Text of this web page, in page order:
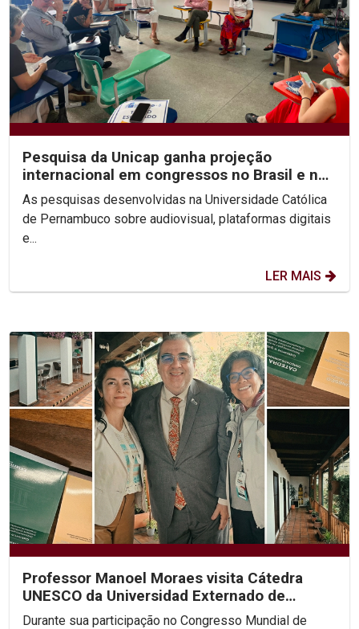
Pesquisa da Unicap ganha projeção
internacional em congressos no Brasil e no
México
As pesquisas desenvolvidas na Universidade Católica
de Pernambuco sobre audiovisual, plataformas digitais
e...
LER MAIS
Professor Manoel Moraes visita Cátedra
UNESCO da Universidad Externado de
Colombia
Durante sua participação no Congresso Mundial de